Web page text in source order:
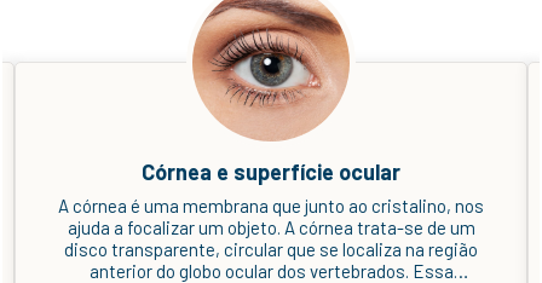
Estrabismo
Também chamado de vesgo ou olho torto, é uma
anomalia dos olhos em que eles perdem o paralelismo
entre si. Estrabismo é quando há a perda do
paralelismo entre os olhos. Popularmente, os indivíduos